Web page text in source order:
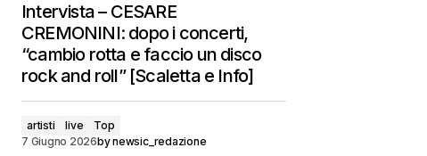
Intervista – CESARE
CREMONINI: dopo i concerti,
“cambio rotta e faccio un disco
rock and roll” [Scaletta e Info]
artisti live
Top
7 Giugno 2026bynewsic_redazione